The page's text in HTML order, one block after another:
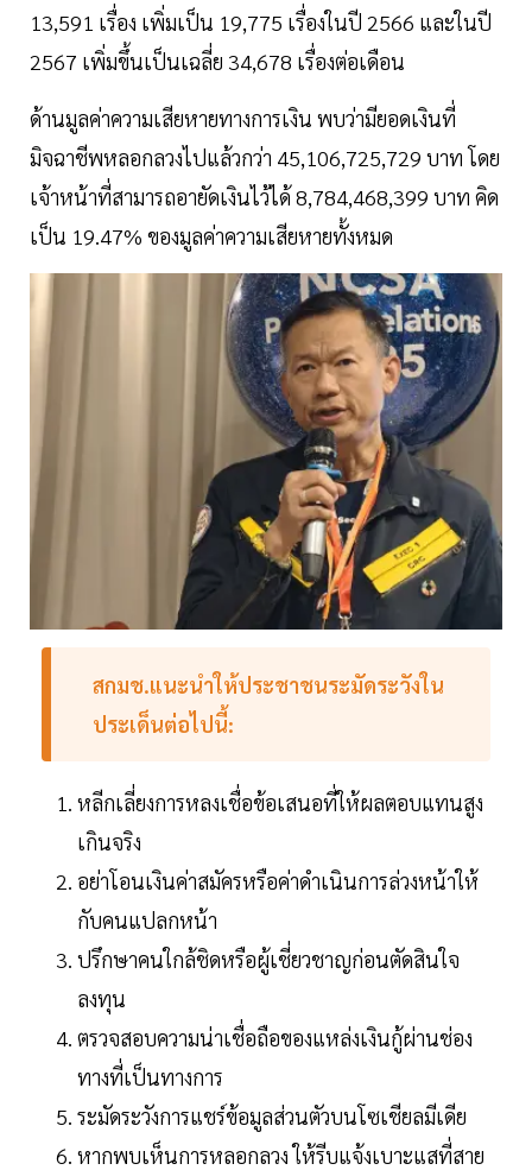
13,591 เรื่อง เพิ่มเป็น 19,775 เรื่องในปี 2566 และในปี
2567 เพิ่มขึ้นเป็นเฉลี่ย 34,678 เรื่องต่อเดือน
ด้านมูลค่าความเสียหายทางการเงิน พบว่ามียอดเงินที่
มิจฉาชีพหลอกลวงไปแล้วกว่า 45,106,725,729 บาท โดย
เจ้าหน้าที่สามารถอายัดเงินไว้ได้ 8,784,468,399 บาท คิด
เป็น 19.47% ของมูลค่าความเสียหายทั้งหมด
สกมช.แนะนำให้ประชาชนระมัดระวังใน
ประเด็นต่อไปนี้:
หลีกเลี่ยงการหลงเชื่อข้อเสนอที่ให้ผลตอบแทนสูง
เกินจริง
อย่าโอนเงินค่าสมัครหรือค่าดำเนินการล่วงหน้าให้
กับคนแปลกหน้า
ปรึกษาคนใกล้ชิดหรือผู้เชี่ยวชาญก่อนตัดสินใจ
ลงทุน
ตรวจสอบความน่าเชื่อถือของแหล่งเงินกู้ผ่านช่อง
ทางที่เป็นทางการ
ระมัดระวังการแชร์ข้อมูลส่วนตัวบนโซเชียลมีเดีย
หากพบเห็นการหลอกลวง ให้รีบแจ้งเบาะแสที่สาย